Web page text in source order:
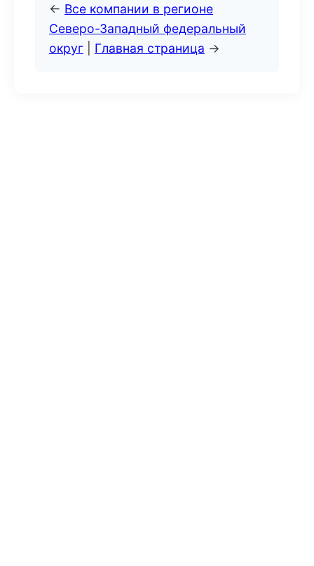
← Все компании в регионе
Северо-Западный федеральный
округ
Главная страница →